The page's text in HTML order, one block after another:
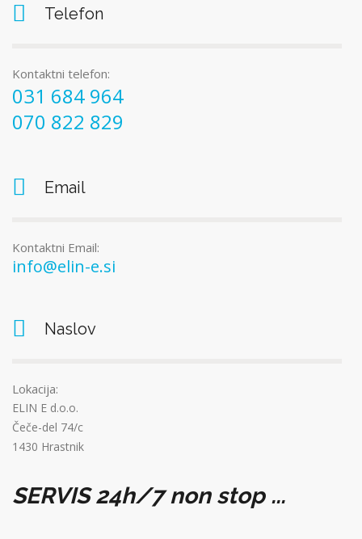
Telefon
Kontaktni telefon:
031 684 964
070 822 829
Email
Kontaktni Email:
info@elin-e.si
Naslov
Lokacija:
ELIN E d.o.o.
Čeče-del 74/c
1430 Hrastnik
SERVIS 24h/7 non stop ...